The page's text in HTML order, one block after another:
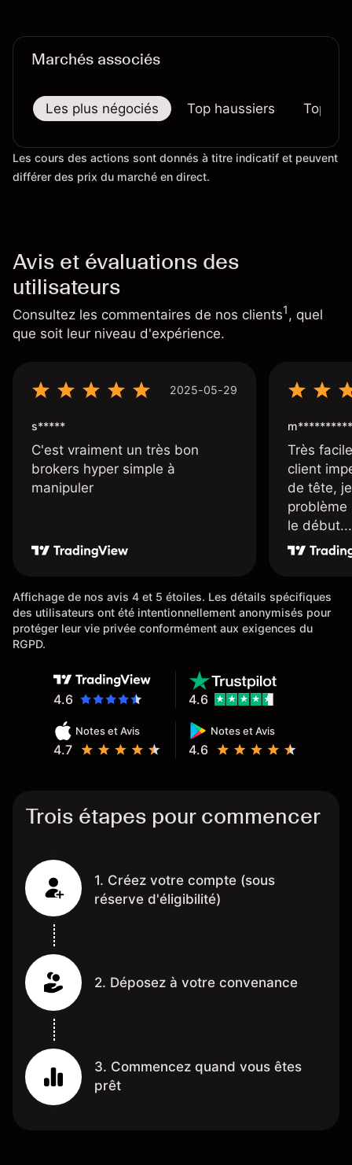
Marchés associés
Les plus négociés Top haussiers Top
Les cours des actions sont donnés à titre indicatif et peuvent
différer des prix du marché en direct.
Avis et évaluations des
utilisateurs
Consultez les commentaires de nos clients1, quel
que soit leur niveau d'expérience.
2025-05-29
s*****
C'est vraiment un très bon
brokers hyper simple à
manipuler
m**********
Très
client
de tête,
problème
le début...
Affichage de nos avis 4 et 5 étoiles. Les détails spécifiques
des utilisateurs ont été intentionnellement anonymisés pour
protéger leur vie privée conformément aux exigences du
RGPD.
4.6
Notes et Avis
4.7
Notes et Avis
4.6
4.6
Trois étapes pour commencer
1. Créez votre compte (sous
réserve d'éligibilité)
2. Déposez à votre convenance
3. Commencez quand vous êtes
prêt